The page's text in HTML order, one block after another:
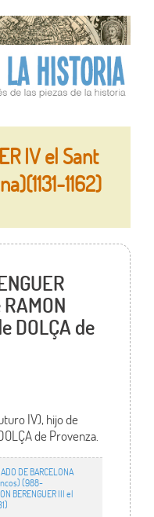
IV el Sant
1162)
DOLÇA de
IV), hijo de
de Provenza.
DE BARCELONA
(988-
BERENGUER III el